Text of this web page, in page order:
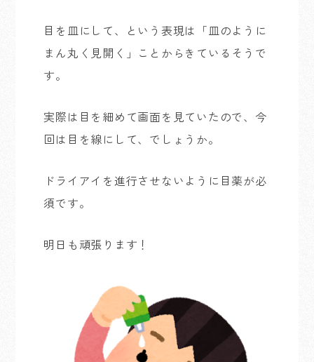
目を皿にして、という表現は「皿のように
まん丸く見開く」ことからきているそうで
す。
実際は目を細めて画面を見ていたので、今
回は目を線にして、でしょうか。
ドライアイを進行させないように目薬が必
須です。
明日も頑張ります！